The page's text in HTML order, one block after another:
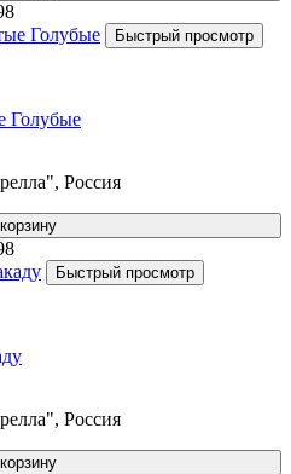
Быстрый просмотр
Голубые
Россия
Быстрый просмотр
Россия